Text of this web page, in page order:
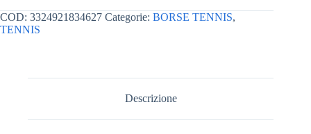
COD: 3324921834627 Categorie: BORSE TENNIS,
TENNIS
Descrizione